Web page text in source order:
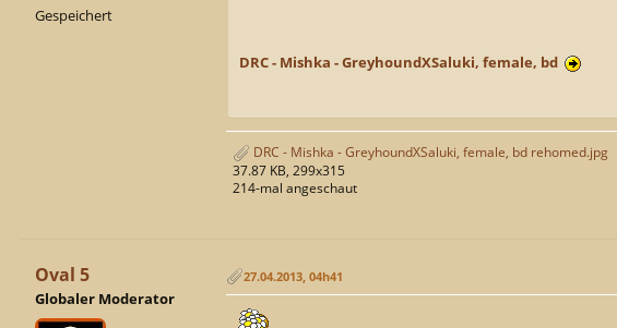
Gespeichert
DRC - Mishka - GreyhoundXSaluki, female, bd
DRC - Mishka - GreyhoundXSaluki, female, bd rehomed.jpg
37.87 KB, 299x315
214-mal angeschaut
Oval 5
Globaler Moderator
27.04.2013, 04h41